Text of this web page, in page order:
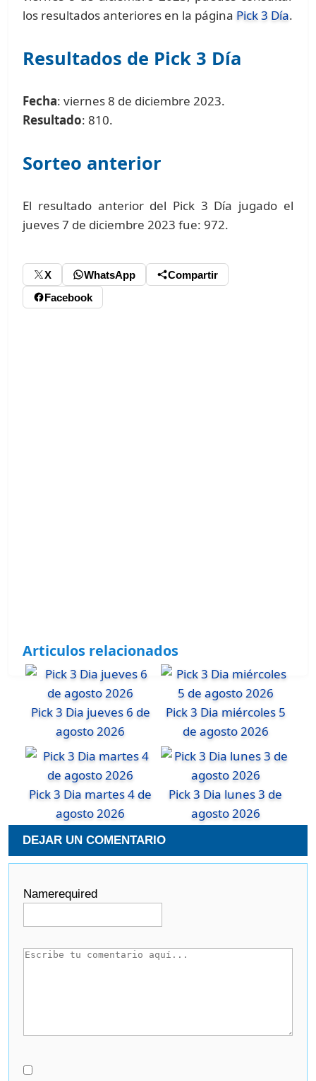
los resultados anteriores en la página Pick 3 Día.
Resultados de Pick 3 Día
Fecha: viernes 8 de diciembre 2023.
Resultado: 810.
Sorteo anterior
El resultado anterior del Pick 3 Día jugado el
jueves 7 de diciembre 2023 fue: 972.
X WhatsApp
Compartir
Facebook
Articulos relacionados
Pick 3 Dia jueves 6 de
agosto 2026
Pick 3 Dia miércoles 5
de agosto 2026
Pick 3 Dia martes 4 de
agosto 2026
Pick 3 Dia lunes 3 de
agosto 2026
DEJAR UN COMENTARIO
Namerequired